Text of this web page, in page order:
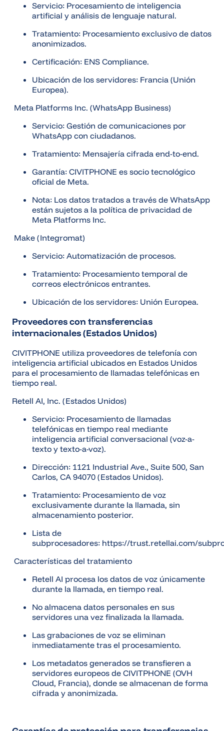
Servicio: Procesamiento de inteligencia
artificial y análisis de lenguaje natural.
Tratamiento: Procesamiento exclusivo de datos
anonimizados.
Certificación: ENS Compliance.
Ubicación de los servidores: Francia (Unión
Europea).
Meta Platforms Inc. (WhatsApp Business)
Servicio: Gestión de comunicaciones por
WhatsApp con ciudadanos.
Tratamiento: Mensajería cifrada end-to-end.
Garantía: CIVITPHONE es socio tecnológico
oficial de Meta.
Nota: Los datos tratados a través de WhatsApp
están sujetos a la política de privacidad de
Meta Platforms Inc.
Make (Integromat)
Servicio: Automatización de procesos.
Tratamiento: Procesamiento temporal de
correos electrónicos entrantes.
Ubicación de los servidores: Unión Europea.
Proveedores con transferencias
internacionales (Estados Unidos)
CIVITPHONE utiliza proveedores de telefonía con
inteligencia artificial ubicados en Estados Unidos
para el procesamiento de llamadas telefónicas en
tiempo real.
Retell AI, Inc. (Estados Unidos)
Servicio: Procesamiento de llamadas
telefónicas en tiempo real mediante
inteligencia artificial conversacional (voz-a-
texto y texto-a-voz).
Dirección: 1121 Industrial Ave., Suite 500, San
Carlos, CA 94070 (Estados Unidos).
Tratamiento: Procesamiento de voz
exclusivamente durante la llamada, sin
almacenamiento posterior.
Lista de
subprocesadores: https://trust.retellai.com/
Características del tratamiento
Retell AI procesa los datos de voz únicamente
durante la llamada, en tiempo real.
No almacena datos personales en sus
servidores una vez finalizada la llamada.
Las grabaciones de voz se eliminan
inmediatamente tras el procesamiento.
Los metadatos generados se transfieren a
servidores europeos de CIVITPHONE (OVH
Cloud, Francia), donde se almacenan de forma
cifrada y anonimizada.